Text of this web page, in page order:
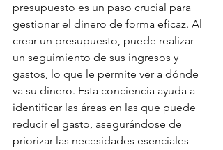
presupuesto es un paso crucial para
gestionar el dinero de forma eficaz. Al
crear un presupuesto, puede realizar
un seguimiento de sus ingresos y
gastos, lo que le permite ver a dónde
va su dinero. Esta conciencia ayuda a
identificar las áreas en las que puede
reducir el gasto, asegurándose de
priorizar las necesidades esenciales